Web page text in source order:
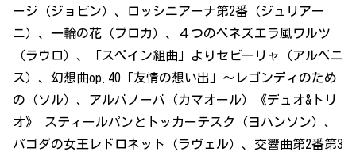
ージ（ジョビン）、ロッシニアーナ第2番（ジュリアー
ニ）、一輪の花（ブロカ）、４つのベネズエラ風ワルツ
（ラウロ）、「スペイン組曲」よりセビーリャ（アルベニ
ス）、幻想曲op.40「友情の想い出」～レゴンディのため
の（ソル）、アルバノーバ（カマオール）《デュオ&トリ
オ》 スティールパンとトッカーテスク（ヨハンソン）、
パゴダの女王レドロネット（ラヴェル）、交響曲第2番第3